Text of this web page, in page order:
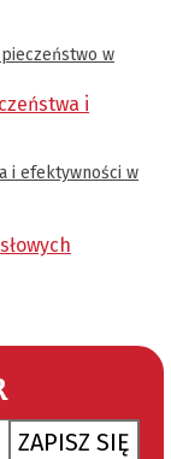
w
i efektywności w
ZAPISZ SIĘ